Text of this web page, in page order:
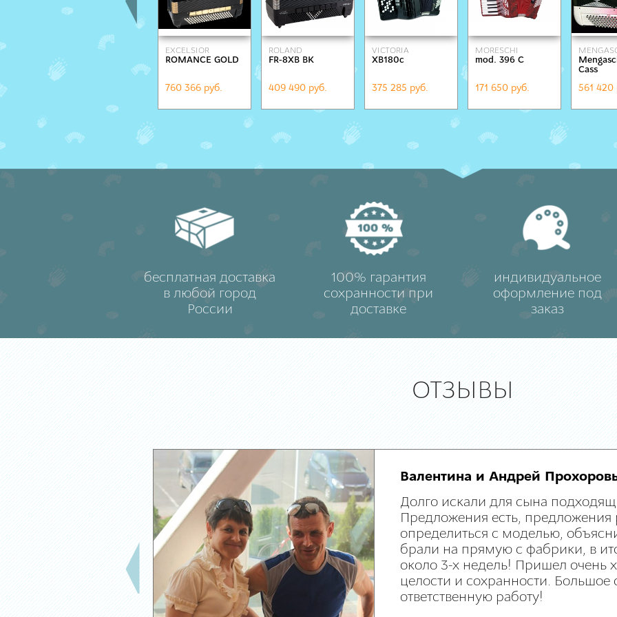
EXCELSIOR
ROMANCE GOLD
760 366 руб.
ROLAND
FR-8XB BK
409 490 руб.
VICTORIA
XB180c
375 285 руб.
MORESCHI
mod. 396 C
171 650 руб.
Cass
561 420
бесплатная доставка
в любой город
России
100% гарантия
сохранности при
доставке
индивидуальное
оформление под
заказ
ОТЗЫВЫ
Валентина и Андрей
Долго искали для сына
Предложения есть, предложения
определиться с моделью,
брали на прямую с фабрики, в
около 3-х недель! Пришел очень
целости и сохранности. Большое
ответственную работу!